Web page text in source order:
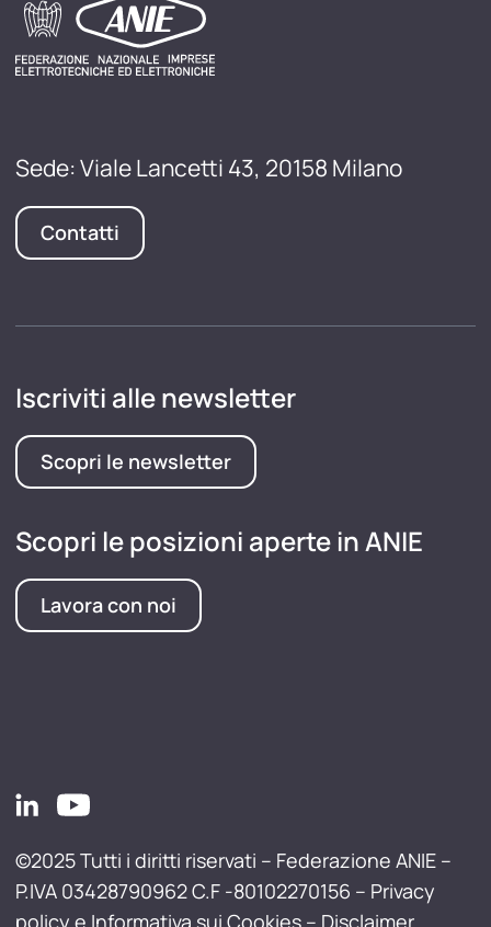
Sede: Viale Lancetti 43, 20158 Milano
Contatti
Iscriviti alle newsletter
Scopri le newsletter
Scopri le posizioni aperte in ANIE
Lavora con noi
©2025 Tutti i diritti riservati – Federazione ANIE –
P.IVA 03428790962 C.F -80102270156 – Privacy